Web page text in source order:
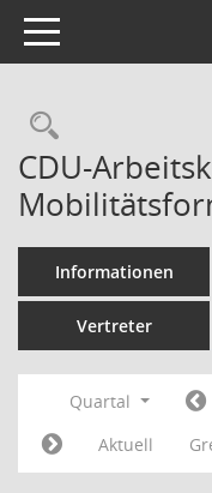
Toggle navigation
CDU-
Informationen
Vertreter
Quartal
Aktuell